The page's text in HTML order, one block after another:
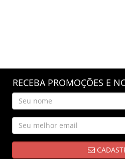
RECEBA PROMOÇÕES E